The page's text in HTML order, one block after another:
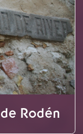
Rodén